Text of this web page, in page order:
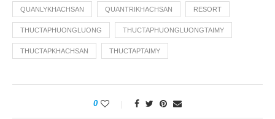
QUANLYKHACHSAN QUANTRIKHACHSAN RESORT
THUCTAPHUONGLUONG THUCTAPHUONGLUONGTAIMY
THUCTAPKHACHSAN THUCTAPTAIMY
0